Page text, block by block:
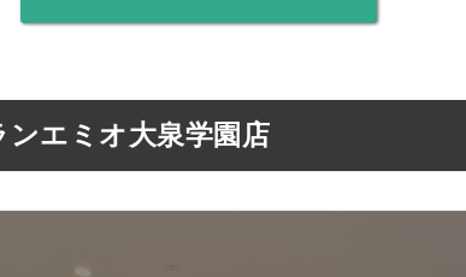
エミオ大泉学園店